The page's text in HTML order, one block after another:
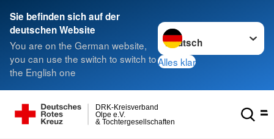
Sie befinden sich auf der
deutschen Website
You are on the German website,
you can use the switch to switch to
the English one
Sprache wechseln zu
Alles klar
& Tochtergesellschaften
Olpe e.V.
DRK-Kreisverband